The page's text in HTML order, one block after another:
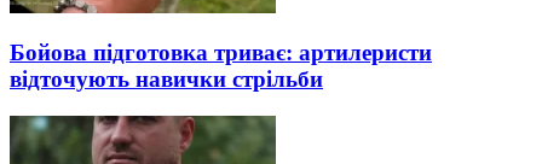
Бойова підготовка триває: артилеристи
відточують навички стрільби